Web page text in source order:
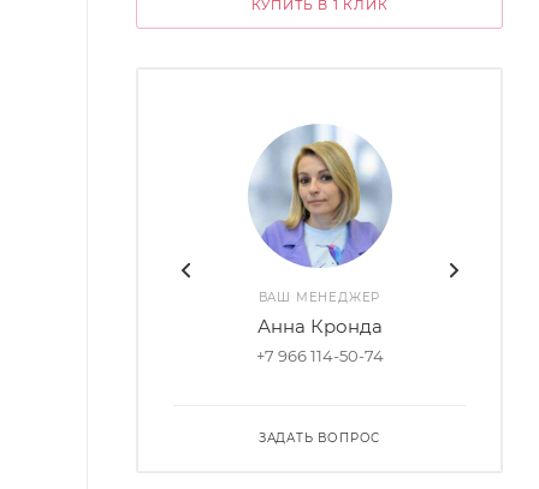
КУПИТЬ В 1 КЛИК
ВАШ МЕНЕДЖЕР
Анна Кронда
+7 966 114-50-74
ЗАДАТЬ ВОПРОС